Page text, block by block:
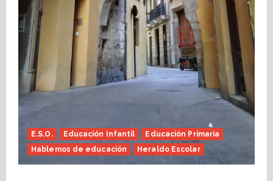
E.S.O. Educación Infantil
Educación Primaria
Hablemos de educación
Heraldo Escolar